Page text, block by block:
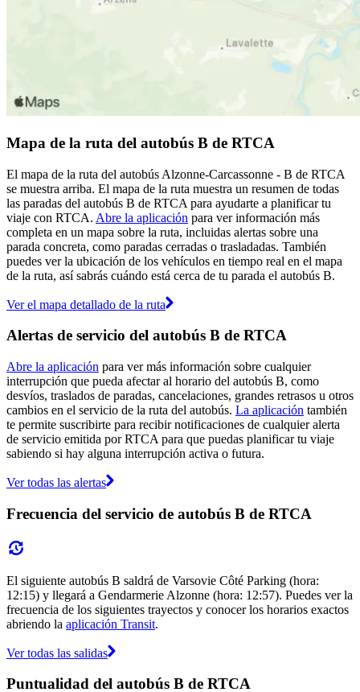
Mapa de la ruta del autobús B de RTCA
El mapa de la ruta del autobús Alzonne-Carcassonne - B de RTCA
se muestra arriba. El mapa de la ruta muestra un resumen de todas
las paradas del autobús B de RTCA para ayudarte a planificar tu
viaje con RTCA. Abre la aplicación para ver información más
completa en un mapa sobre la ruta, incluidas alertas sobre una
parada concreta, como paradas cerradas o trasladadas. También
puedes ver la ubicación de los vehículos en tiempo real en el mapa
de la ruta, así sabrás cuándo está cerca de tu parada el autobús B.
Ver el mapa detallado de la ruta
Alertas de servicio del autobús B de RTCA
Abre la aplicación para ver más información sobre cualquier
interrupción que pueda afectar al horario del autobús B, como
desvíos, traslados de paradas, cancelaciones, grandes retrasos u otros
cambios en el servicio de la ruta del autobús. La aplicación también
te permite suscribirte para recibir notificaciones de cualquier alerta
de servicio emitida por RTCA para que puedas planificar tu viaje
sabiendo si hay alguna interrupción activa o futura.
Ver todas las alertas
Frecuencia del servicio de autobús B de RTCA
El siguiente autobús B saldrá de Varsovie Côté Parking (hora:
12:15) y llegará a Gendarmerie Alzonne (hora: 12:57). Puedes ver la
frecuencia de los siguientes trayectos y conocer los horarios exactos
abriendo la aplicación Transit.
Ver todas las salidas
Puntualidad del autobús B de RTCA